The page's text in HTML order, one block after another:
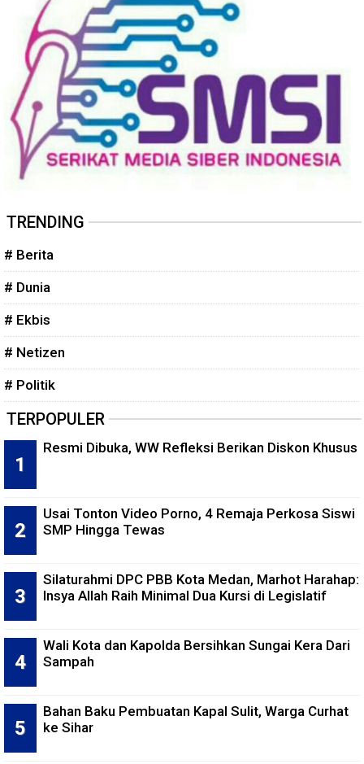
TRENDING
# Berita
# Dunia
# Ekbis
# Netizen
# Politik
TERPOPULER
Resmi Dibuka, WW Refleksi Berikan Diskon Khusus
Usai Tonton Video Porno, 4 Remaja Perkosa Siswi
SMP Hingga Tewas
Silaturahmi DPC PBB Kota Medan, Marhot Harahap:
Insya Allah Raih Minimal Dua Kursi di Legislatif
Wali Kota dan Kapolda Bersihkan Sungai Kera Dari
Sampah
Bahan Baku Pembuatan Kapal Sulit, Warga Curhat
ke Sihar